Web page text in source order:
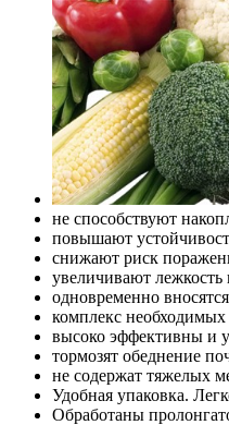
не способствуют
повышают
снижают риск
увеличивают
одновременно
комплекс
высоко эффективны и
тормозят обеднение
не содержат тяжелых
Удобная упаковка.
Обработаны